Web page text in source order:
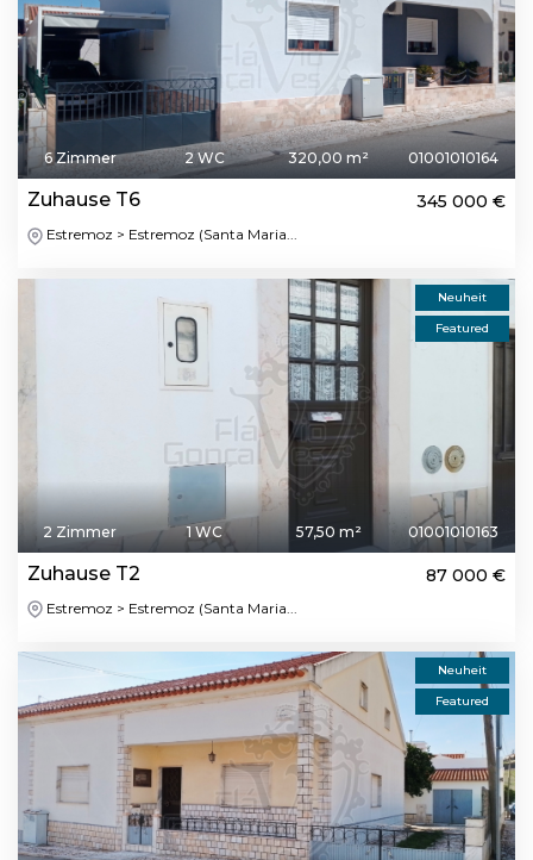
6 Zimmer 2 WC 320,00 m² 01001010164
Zuhause T6 345 000 €
Estremoz > Estremoz (Santa Maria...
Neuheit
Featured
2 Zimmer 1 WC 57,50 m² 01001010163
Zuhause T2 87 000 €
Estremoz > Estremoz (Santa Maria...
Neuheit
Featured